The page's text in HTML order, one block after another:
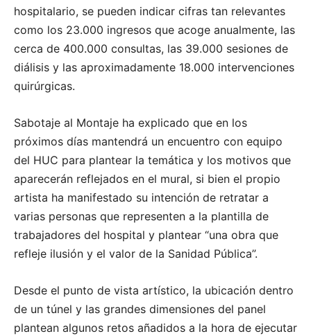
hospitalario, se pueden indicar cifras tan relevantes
como los 23.000 ingresos que acoge anualmente, las
cerca de 400.000 consultas, las 39.000 sesiones de
diálisis y las aproximadamente 18.000 intervenciones
quirúrgicas.
Sabotaje al Montaje ha explicado que en los
próximos días mantendrá un encuentro con equipo
del HUC para plantear la temática y los motivos que
aparecerán reflejados en el mural, si bien el propio
artista ha manifestado su intención de retratar a
varias personas que representen a la plantilla de
trabajadores del hospital y plantear “una obra que
refleje ilusión y el valor de la Sanidad Pública”.
Desde el punto de vista artístico, la ubicación dentro
de un túnel y las grandes dimensiones del panel
plantean algunos retos añadidos a la hora de ejecutar